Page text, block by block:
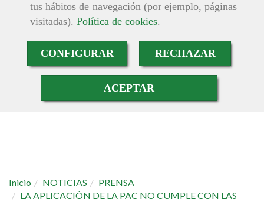
tus hábitos de navegación (por ejemplo, páginas
visitadas). Política de cookies.
CONFIGURAR RECHAZAR
ACEPTAR
Inicio NOTICIAS
PRENSA
LA APLICACIÓN DE LA PAC NO CUMPLE CON LAS